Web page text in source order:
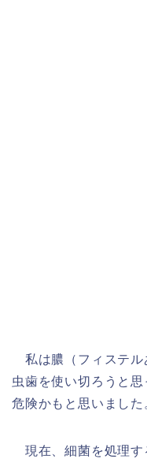
私は膿（フィステル
虫歯を使い切ろうと
危険かもと思いました
現在、細菌を処理す